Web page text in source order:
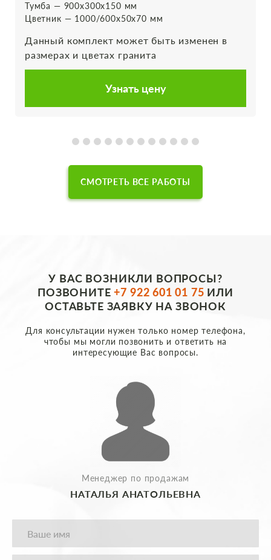
Тумба — 900х300х150 мм
Цветник — 1000/600х50х70 мм
Данный комплект может быть изменен в
размерах и цветах гранита
Узнать цену
СМОТРЕТЬ ВСЕ РАБОТЫ
У ВАС ВОЗНИКЛИ ВОПРОСЫ?
ПОЗВОНИТЕ+7 922 601 01 75 ИЛИ
ОСТАВЬТЕ ЗАЯВКУ НА ЗВОНОК
Для консультации нужен только номер телефона,
чтобы мы могли позвонить и ответить на
интересующие Вас вопросы.
Менеджер по продажам
НАТАЛЬЯ АНАТОЛЬЕВНА